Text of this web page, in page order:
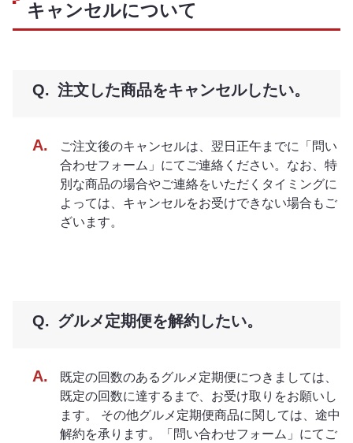
キャンセルについて
注文した商品をキャンセルしたい。
ご注文後のキャンセルは、翌日正午までに「問い
合わせフォーム」にてご連絡ください。なお、特
別な商品の場合やご連絡をいただくタイミングに
よっては、キャンセルをお受けできない場合もご
ざいます。
グルメ定期便を解約したい。
既定の回数のあるグルメ定期便につきましては、
既定の回数に達するまで、お受け取りをお願いし
ます。 その他グルメ定期便商品に関しては、途中
解約を承ります。「問い合わせフォーム」にてご